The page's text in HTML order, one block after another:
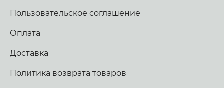
Пользовательское соглашение
Оплата
Доставка
Политика возврата товаров